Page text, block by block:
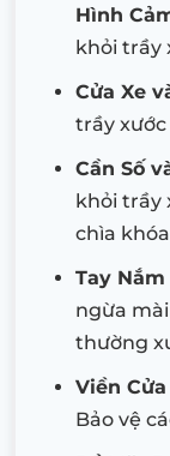
Hình
khỏi trầy
Cửa Xe
trầy xước
Cần Số
khỏi trầy
chìa
Tay
ngừa
thường
Viền
Bảo vệ